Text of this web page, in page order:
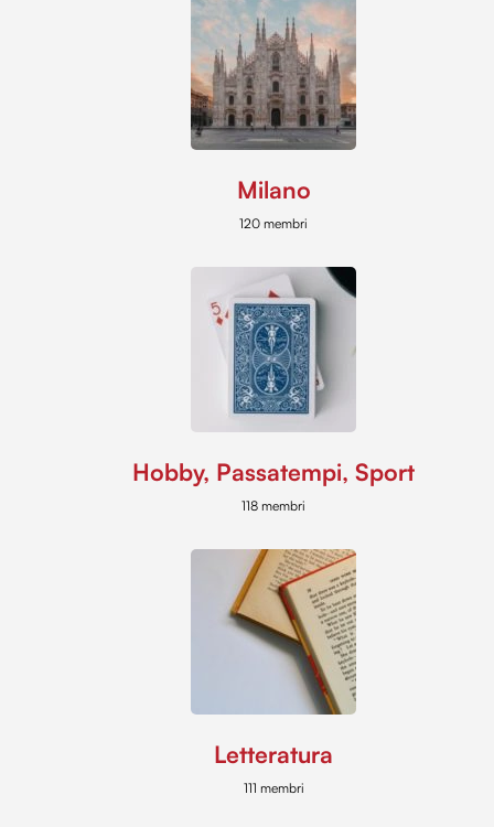
Milano
120 membri
Hobby, Passatempi, Sport
118 membri
Letteratura
111 membri